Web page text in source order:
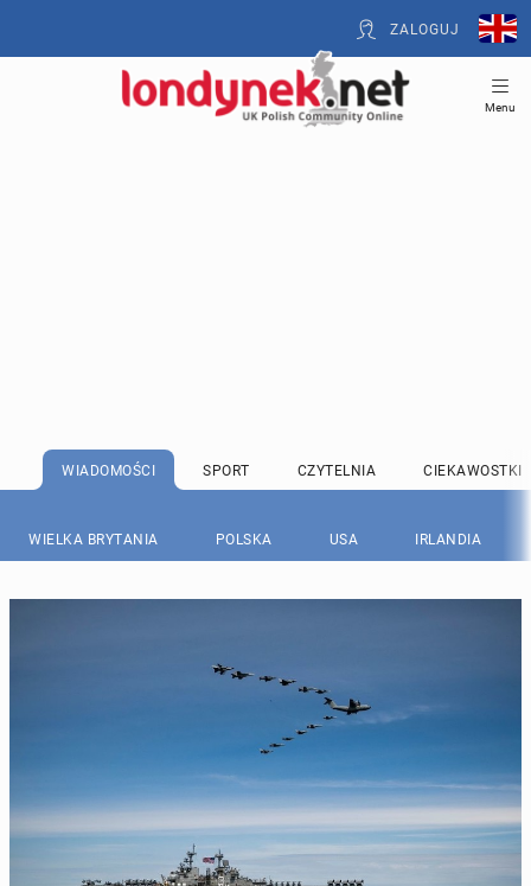
ZALOGUJ
Menu
WIADOMOŚCI SPORT CZYTELNIA CIEKAWOSTKI
WIELKA BRYTANIA POLSKA USA IRLANDIA